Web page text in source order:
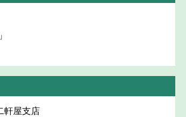
軒屋支店